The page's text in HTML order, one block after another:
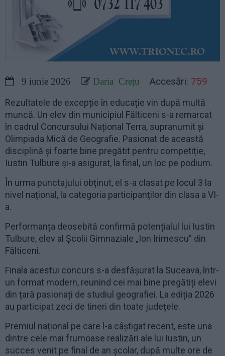
9 iunie 2026 Daria Crețu Accesări: 759
Rezultatele de excepție în educație vin după multă
muncă. Un elev din municipiul Fălticeni s-a remarcat
în cadrul Concursului Național Terra, supranumit și
Olimpiada Mică de Geografie. Pasionat de această
disciplină și foarte bine pregătit pentru competiție,
Iustin Tulbure și-a asigurat, la final, un loc pe podium.
În urma punctajului obținut, el s-a clasat pe locul 3 la
nivel național, la categoria participanților din clasa a VI-
a.
Performanța deosebită confirmă potențialul lui Iustin
Tulbure, elev al Școlii Gimnaziale „Ion Irimescu” din
Fălticeni.
Finala acestui concurs s-a desfășurat la Suceava, într-
un format modern, reunind cei mai bine pregătiți elevi
din țară pasionați de studiul geografiei. La ediția 2026
au participat zeci de tineri din toate județele.
Premiul național pe care l-a câștigat recent, este una
dintre cele mai frumoase realizări ale lui Iustin, un
succes venit pe final de an școlar, după multe ore de